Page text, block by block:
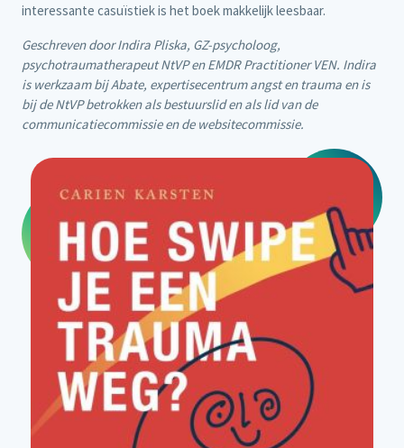
interessante casuïstiek is het boek makkelijk leesbaar.
Geschreven door Indira Pliska, GZ-psycholoog,
psychotraumatherapeut NtVP en EMDR Practitioner VEN. Indira
is werkzaam bij Abate, expertisecentrum angst en trauma en is
bij de NtVP betrokken als bestuurslid en als lid van de
communicatiecommissie en de websitecommissie.